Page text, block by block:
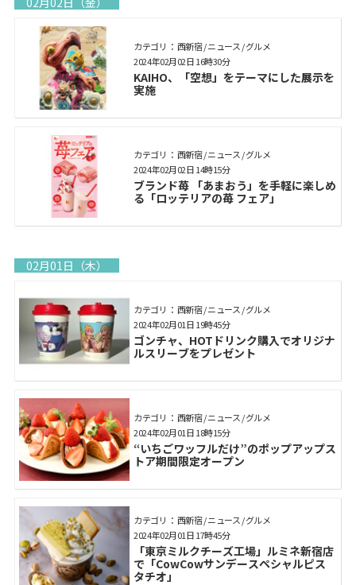
カテゴリ： 西新宿 / ニュース / グルメ
KAIHO、「空想」をテーマにした展示を
実施
2024年02月02日 16時30分
カテゴリ： 西新宿 / ニュース / グルメ
ブランド苺 「あまおう」を手軽に楽しめ
る「ロッテリアの苺 フェア」
2024年02月02日 14時15分
02月01日（木）
カテゴリ： 西新宿 / ニュース / グルメ
ゴンチャ、HOTドリンク購入でオリジナ
ルスリーブをプレゼント
2024年02月01日 19時45分
カテゴリ： 西新宿 / ニュース / グルメ
“いちごワッフルだけ”のポップアップス
トア期間限定オープン
2024年02月01日 18時15分
カテゴリ： 西新宿 / ニュース / グルメ
「東京ミルクチーズ工場」ルミネ新宿店
で「CowCowサンデースペシャルピス
タチオ」
2024年02月01日 17時45分